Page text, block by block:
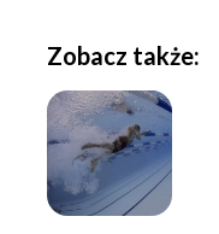
Zobacz także: